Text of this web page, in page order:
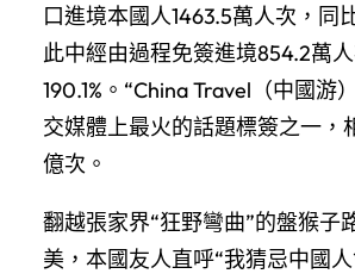
口進境本國人1463.5萬人次，同
此中經由過程免簽進境854.2萬
190.1%。“China Travel（中國游
交媒體上最火的話題標簽之一，
億次。
翻越張家界“狂野彎曲”的盤猴子
美，本國友人直呼“我猜忌中國